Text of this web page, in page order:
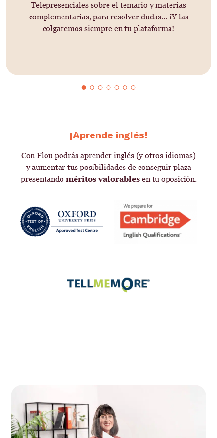
Telepresenciales sobre el temario y materias
complementarias, para resolver dudas… ¡Y las
colgaremos siempre en tu plataforma!
¡Aprende inglés!
Con Flou podrás aprender inglés (y otros idiomas)
y aumentar tus posibilidades de conseguir plaza
presentando méritos valorablesen tu oposición.